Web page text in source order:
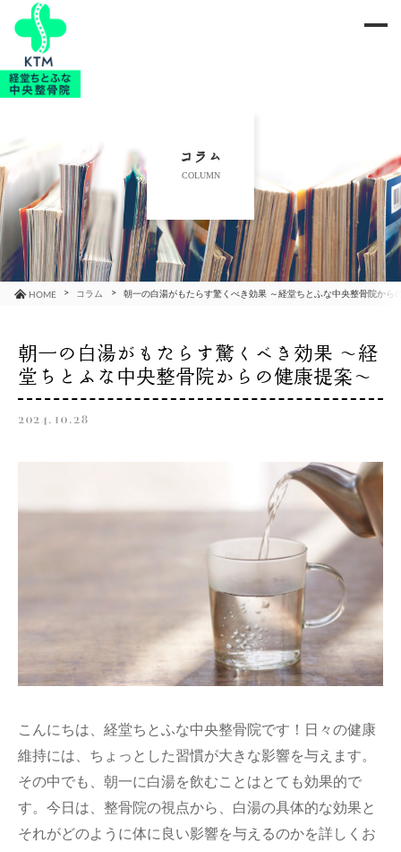
コラム
COLUMN
HOME コラム 朝一の白湯がもたらす驚くべき効果 ～経堂ちとふな中央整骨院から
朝一の白湯がもたらす驚くべき効果 ～経
堂ちとふな中央整骨院からの健康提案～
2024.10.28
こんにちは、経堂ちとふな中央整骨院です！日々の健康
維持には、ちょっとした習慣が大きな影響を与えます。
その中でも、朝一に白湯を飲むことはとても効果的で
す。今日は、整骨院の視点から、白湯の具体的な効果と
それがどのように体に良い影響を与えるのかを詳しくお
当院のご紹介
お知らせ
ブログ
コラム
アクセス